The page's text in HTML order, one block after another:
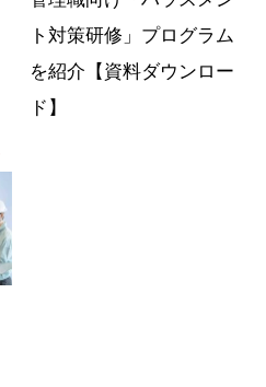
ト対策研修」プログラム
を紹介【資料ダウンロー
ド】